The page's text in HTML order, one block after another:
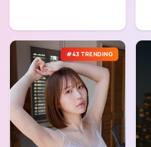
#43 TRENDING